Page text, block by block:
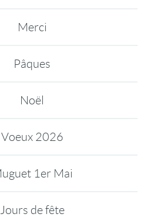
Merci
Pâques
Noël
Voeux 2026
1er Mai
Jours de fête